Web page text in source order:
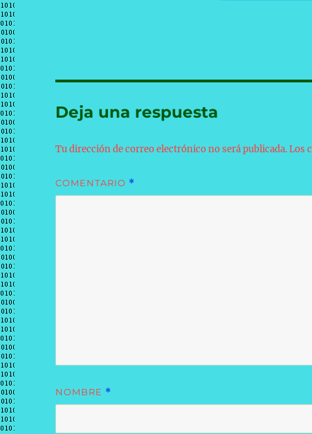
Deja una respuesta
Tu dirección de correo electrónico no será publicada.Los
COMENTARIO *
NOMBRE *